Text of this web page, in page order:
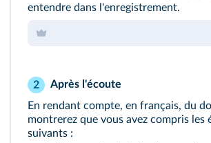
entendre dans l'enregistrement.
2
Après l'écoute
En rendant compte, en français, du
montrerez que vous avez compris les
suivants :